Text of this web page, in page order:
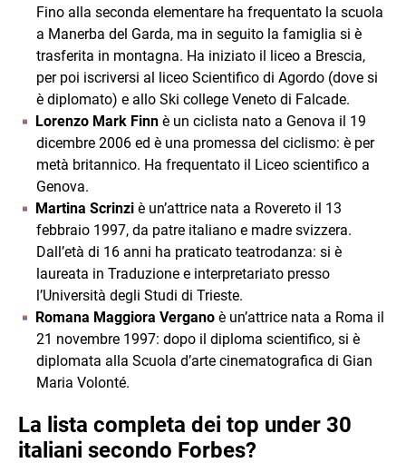
Fino alla seconda elementare ha frequentato la scuola
a Manerba del Garda, ma in seguito la famiglia si è
trasferita in montagna. Ha iniziato il liceo a Brescia,
per poi iscriversi al liceo Scientifico di Agordo (dove si
è diplomato) e allo Ski college Veneto di Falcade.
Lorenzo Mark Finn è un ciclista nato a Genova il 19
dicembre 2006 ed è una promessa del ciclismo: è per
metà britannico. Ha frequentato il Liceo scientifico a
Genova.
Martina Scrinzi è un’attrice nata a Rovereto il 13
febbraio 1997, da patre italiano e madre svizzera.
Dall’età di 16 anni ha praticato teatrodanza: si è
laureata in Traduzione e interpretariato presso
l’Università degli Studi di Trieste.
Romana Maggiora Vergano è un’attrice nata a Roma il
21 novembre 1997: dopo il diploma scientifico, si è
diplomata alla Scuola d’arte cinematografica di Gian
Maria Volonté.
La lista completa dei top under 30
italiani secondo Forbes?